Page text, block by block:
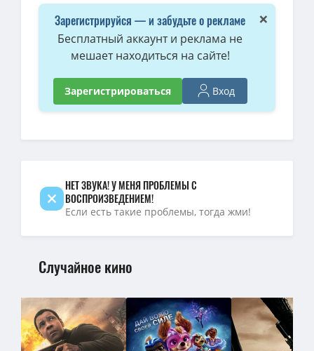
×
Зарегистрируйся — и забудьте о рекламе
Бесплатный аккаунт и реклама не
мешает находиться на сайте!
Зарегистрироваться Вход
НЕТ ЗВУКА! У МЕНЯ ПРОБЛЕМЫ С
ВОСПРОИЗВЕДЕНИЕМ!
Если есть такие проблемы, тогда жми!
Случайное кино